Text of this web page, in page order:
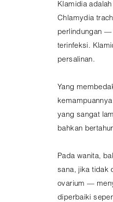
Klamidia adalah
Chlamydia
perlindungan —
terinfeksi.
persalinan.
Yang
yang sangat
bahkan
Pada wanita,
sana, jika tidak
ovarium —
diperbaiki